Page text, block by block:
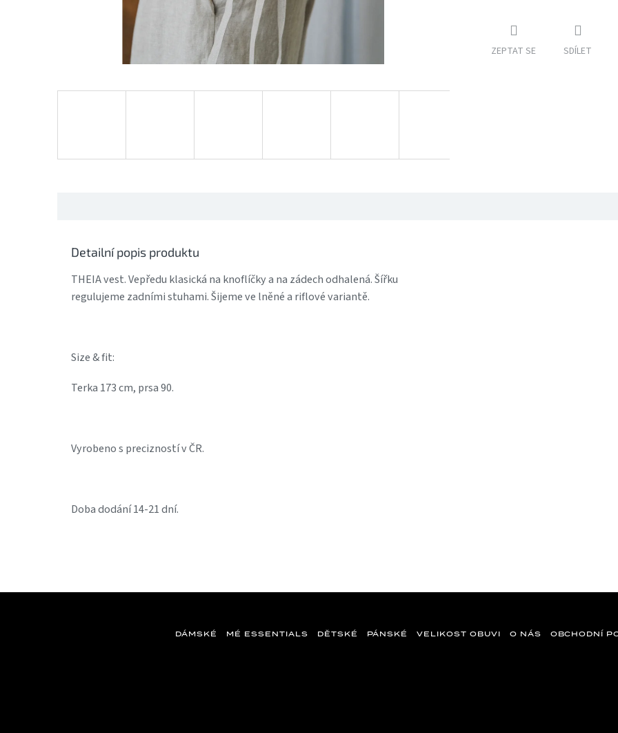
ZEPTAT SE SDÍLET
Detailní popis produktu
THEIA vest. Vepředu klasická na knoflíčky a na zádech odhalená. Šířku
regulujeme zadními stuhami. Šijeme ve lněné a riflové variantě.
Size & fit:
Terka 173 cm, prsa 90.
Vyrobeno s precizností v ČR.
Doba dodání 14-21 dní.
DÁMSKÉ MÉ ESSENTIALS DĚTSKÉ PÁNSKÉ VELIKOST OBUVI O NÁS OBCHODNÍ